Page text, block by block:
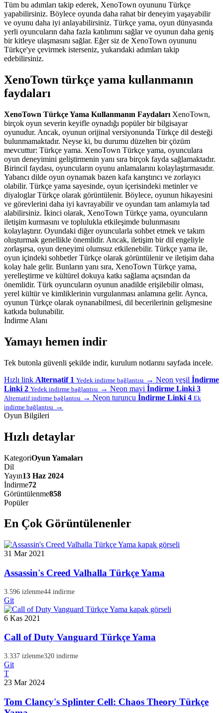
Tüm bu adımları takip ederek, XenoTown oyununu Türkçe
yapabilirsiniz. Böylece oyunda daha rahat bir deneyim yaşayabilir
ve oyunu daha iyi anlayabilirsiniz. Türkçe yama, oyun dünyasında
yerli oyuncuların daha fazla katılımını sağlar ve oyunun daha geniş
bir kitleye ulaşmasını sağlar. Eğer siz de XenoTown oyununu
Türkçe'ye çevirmek isterseniz, yukarıdaki adımları takip
edebilirsiniz.
XenoTown türkçe yama kullanmanın
faydaları
XenoTown Türkçe Yama Kullanmanın Faydaları XenoTown,
birçok oyun severin keyifle oynadığı popüler bir bilgisayar
oyunudur. Ancak, oyunun orijinal versiyonunda Türkçe dil desteği
bulunmamaktadır. Neyse ki, bu durumu düzelten bir çözüm
mevcuttur: Türkçe yama. XenoTown Türkçe yama, oyunculara
oyun deneyimini geliştirmenin yanı sıra birçok fayda sağlamaktadır.
Birincil faydası, oyuncuların oyunu anlamalarını kolaylaştırmasıdır.
Yabancı dilde oyun oynamak bazen kafa karıştırıcı ve zorlayıcı
olabilir. Türkçe yama sayesinde, oyun içerisindeki metinler ve
diyaloglar Türkçe olarak görüntülenir. Böylece, oyunun hikayesini
ve görevlerini daha iyi kavrayabilir ve oyundan tam anlamıyla tad
alabilirsiniz. İkinci olarak, XenoTown Türkçe yama, oyuncuların
iletişim kurmasını ve toplulukla etkileşimde bulunmasını
kolaylaştırır. Oyundaki diğer oyuncularla sohbet etmek ve takım
oluşturmak genellikle önemlidir. Ancak, iletişim bir dil engeliyle
zorlaşırsa, oyun deneyimi olumsuz etkilenebilir. Türkçe yama ile,
oyun içindeki sohbetler Türkçe olarak görüntülenir ve iletişim daha
kolay hale gelir. Bunların yanı sıra, XenoTown Türkçe yama,
yerelleştirme ve kültürel dokuya katkı sağlama açısından da
önemlidir. Türk oyuncuların oyunun anadilde erişilebilir olması,
yerel kültür ve kimliklerinin vurgulanması anlamına gelir. Ayrıca,
oyunun Türkçe olarak oynanabilmesi, dil becerilerinin gelişmesine
katkıda bulunabilir.
İndirme Alanı
Yamayı hemen indir
Tek butonla güvenli şekilde indir, kurulum notlarını sayfada incele.
Hızlı link Alternatif 1 Yedek indirme bağlantısı → Neon yeşil İndirme
Linki 2 Yedek indirme bağlantısı → Neon mavi İndirme Linki 3
Alternatif indirme bağlantısı → Neon turuncu İndirme Linki 4 Ek
indirme bağlantısı →
Oyun Bilgileri
Hızlı detaylar
KategoriOyun Yamaları
Dil
Yayın13 Haz 2024
İndirme72
Görüntülenme858
Popüler
En Çok Görüntülenenler
31 Mar 2021
Assassin's Creed Valhalla Türkçe Yama
3.596 izlenme44 indirme
Git
6 Kas 2021
Call of Duty Vanguard Türkçe Yama
3.337 izlenme320 indirme
Git
T
23 Mar 2024
Tom Clancy's Splinter Cell: Chaos Theory Türkçe